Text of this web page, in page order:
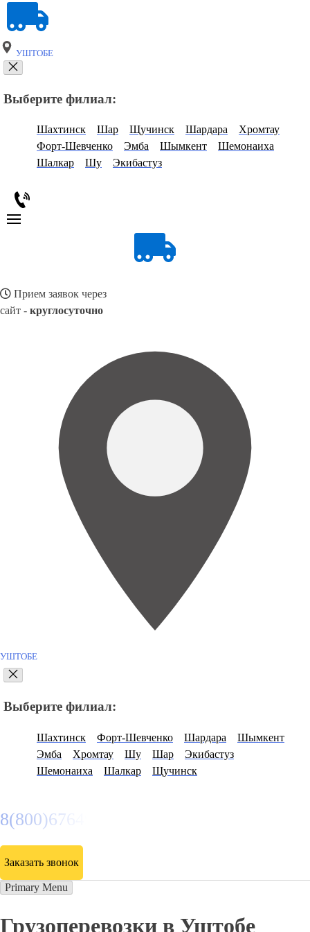
УШТОБЕ
Выберите филиал:
Шахтинск Шар Щучинск Шардара
Хромтау
Форт-Шевченко
Эмба Шымкент
Шемонаиха
Шалкар
Шу Экибастуз
Прием заявок через
сайт - круглосуточно
УШТОБЕ
Выберите филиал:
Шахтинск Форт-Шевченко Шардара
Шымкент
Эмба
Хромтау Шу Шар
Экибастуз
Шемонаиха
Шалкар Щучинск
8(800)6764935
Заказать звонок
Primary Menu
Грузоперевозки в Уштобе